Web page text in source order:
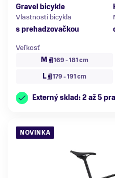
Gravel bicykle
Vlastnosti bicykla
s prehadzovačkou
Veľkosť
M
169 - 181 cm
L 179 - 191 cm
Externý sklad: 2 až 5
NOVINKA